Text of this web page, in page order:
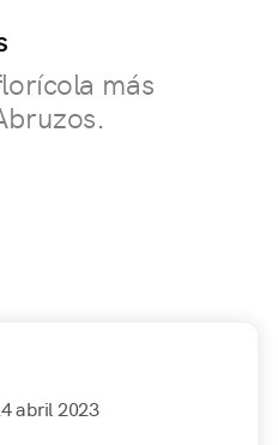
más
abril 2023